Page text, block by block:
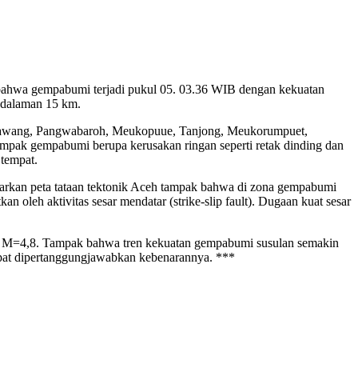
gempabumi terjadi pukul 05. 03.36 WIB dengan kekuatan
15 km.
Pangwabaroh, Meukopuue, Tanjong, Meukorumpuet,
gempabumi berupa kerusakan ringan seperti retak dinding dan
peta tataan tektonik Aceh tampak bahwa di zona gempabumi
oleh aktivitas sesar mendatar (strike-slip fault). Dugaan kuat sesar
Tampak bahwa tren kekuatan gempabumi susulan semakin
dipertanggungjawabkan kebenarannya. ***